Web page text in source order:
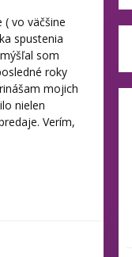
( vo väčšine
spustenia
som
roky
mojich
nielen
Verím,